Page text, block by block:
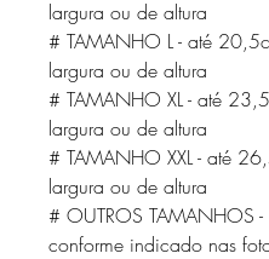
largura ou de altura
# TAMANHO L - até
largura ou de altura
# TAMANHO XL - até
largura ou de altura
# TAMANHO XXL - até
largura ou de altura
# OUTROS TAMANHOS -
conforme indicado nas